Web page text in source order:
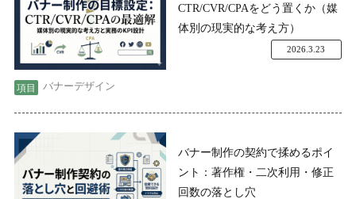
CTR/CVR/CPAをどう置くか（媒
体別の現実的な考え方）
バナーデザイン
2026.3.23
バナー制作の契約で揉めるポイ
ント：著作権・二次利用・修正
回数の落とし穴